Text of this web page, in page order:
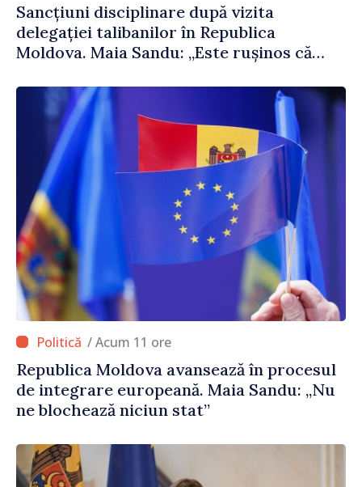
Sancțiuni disciplinare după vizita
delegației talibanilor în Republica
Moldova. Maia Sandu: „Este rușinos că
politica statului”
/ Acum 11 ore
Republica Moldova avansează în procesul
de integrare europeană. Maia Sandu: „Nu
ne blochează niciun stat”